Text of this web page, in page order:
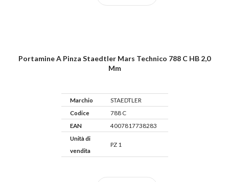
Portamine A Pinza Staedtler Mars Technico 788 C HB 2,0
Mm
Marchio
STAEDTLER
Codice
788 C
EAN
4007817738283
Unità di
vendita
PZ 1